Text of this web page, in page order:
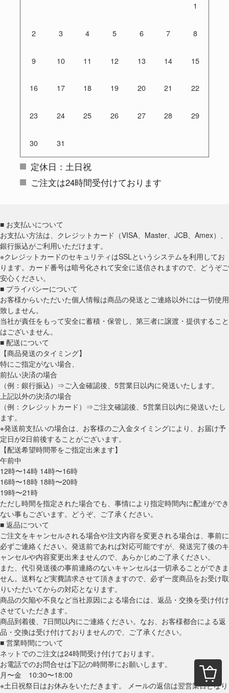
1
2 3 4 5 6 7 8
9 10 11 12 13 14 15
16 17 18 19 20 21 22
23 24 25 26 27 28 29
30 31
定休日：土日祝
ご注文は24時間受付けております
■ お支払いについて
お支払い方法は、クレジットカード（VISA、Master、JCB、Amex）、
銀行振込がご利用いただけます。
※クレジットカードのセキュリティはSSLというシステムを利用してお
ります。カード番号は暗号化されて安全に送信されますので、どうぞご
安心ください。
■ プライバシーについて
お客様からいただいた個人情報は商品の発送とご連絡以外には一切使用
致しません。
当社が責任をもって安全に蓄積・保管し、第三者に譲渡・提供すること
はございません。
■ 配送について
【商品発送のタイミング】
特にご指定がない場合、
前払い決済の場合
（例：銀行振込）⇒ご入金確認後、5営業日以内に発送いたします。
上記以外の決済の場合
（例：クレジットカード）⇒ご注文確認後、5営業日以内に発送いたし
ます。
※発送前支払いの場合は、お客様のご入金タイミングにより、お届け予
定日が2日前後することがございます。
【配送希望時間帯をご指定出来ます】
午前中
12時〜14時 14時〜16時
16時〜18時 18時〜20時
19時〜21時
ただし時間を指定された場合でも、事情により指定時間内に配達ができ
ない事もございます。どうぞ、ご了承ください。
■ 返品について
ご注文をキャンセルされる場合や注文内容を変更される場合は、事前に
必ずご連絡ください。発送前であれば対応可能ですが、発送完了後のキ
ャンセルや内容変更出来ませんので、あらかじめご了承ください。
また、代引発送後の事前連絡のないキャンセルは一切承ることができま
せん。送料など実費請求させて頂きますので、必ず一度商品をお受け取
りいただいてからの対応となります。
商品の欠陥や不良など当社原因による場合には、返品・交換を受け付け
させていただきます。
商品到着後、7日間以内にご連絡ください。なお、お客様都合による返
品・交換は受け付けておりませんので、ご了承ください。
■ 営業時間について
ネットでのご注文は24時間受け付けております。
お電話でのお問合せは下記の時間帯にお願いします。
月〜金 10:30〜18:00
※土日祝祭日はお休みをいただきます。 メールの返信は翌営業日となり